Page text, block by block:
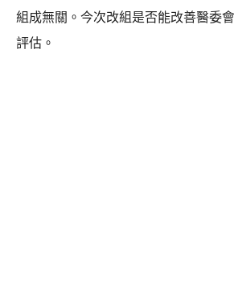
組成無關。今次改組是否能改善醫委
評估。